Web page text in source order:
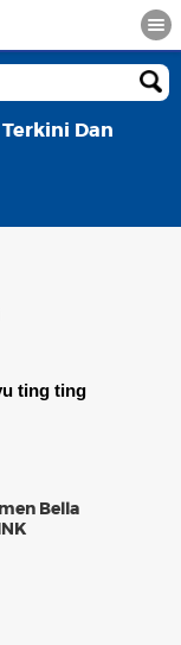
Dan
ting ting
Bella